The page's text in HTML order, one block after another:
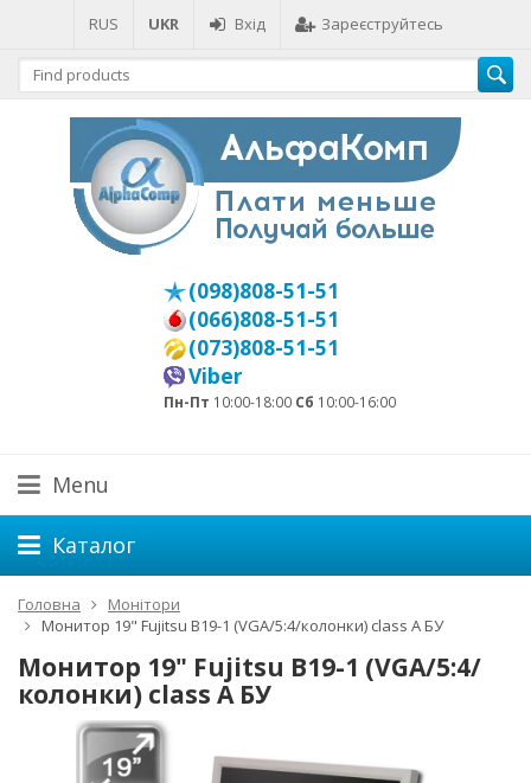
RUS UKR Вхід Зареєструйтесь
(098)808-51-51
(066)808-51-51
(073)808-51-51
Viber
Пн-Пт 10:00-18:00 Сб 10:00-16:00
Menu
Каталог
Головна
Монітори
Монитор 19" Fujitsu B19-1 (VGA/5:4/колонки) class A БУ
Монитор 19" Fujitsu B19-1 (VGA/5:4/
колонки) class A БУ